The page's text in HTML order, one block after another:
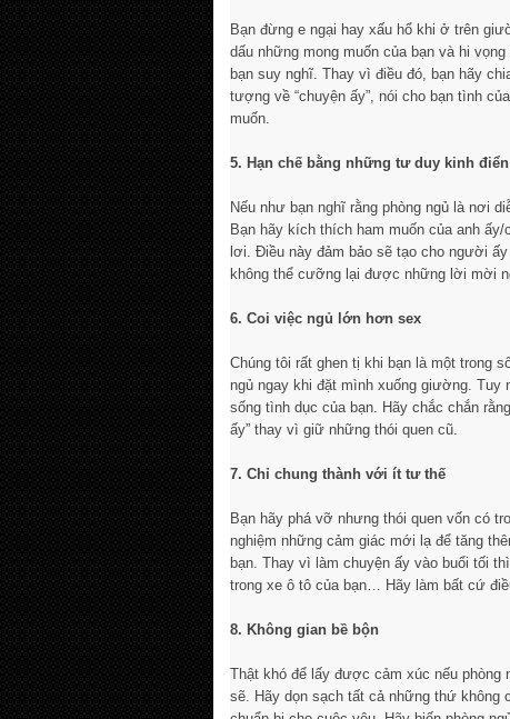
Bạn đừng e ngại hay xấu hổ khi ở trên
dấu những mong muốn của bạn và hi
bạn suy nghĩ. Thay vì điều đó, bạn hãy
tượng về “chuyện ấy”, nói cho bạn tình
muốn.
5. Hạn chế bằng những tư duy kinh điển
Nếu như bạn nghĩ rằng phòng ngủ là nơi
Bạn hãy kích thích ham muốn của anh
lơi. Điều này đảm bảo sẽ tạo cho người
không thể cưỡng lại được những lời mời
6. Coi việc ngủ lớn hơn sex
Chúng tôi rất ghen tị khi bạn là một trong
ngủ ngay khi đặt mình xuống giường. Tuy
sống tình dục của bạn. Hãy chắc chắn
ấy” thay vì giữ những thói quen cũ.
7. Chỉ chung thành với ít tư thế
Bạn hãy phá vỡ nhưng thói quen vốn có
nghiệm những cảm giác mới lạ để tăng
bạn. Thay vì làm chuyện ấy vào buổi tối
trong xe ô tô của bạn… Hãy làm bất cứ
8. Không gian bề bộn
Thật khó để lấy được cảm xúc nếu phòng
sẽ. Hãy dọn sạch tất cả những thứ không